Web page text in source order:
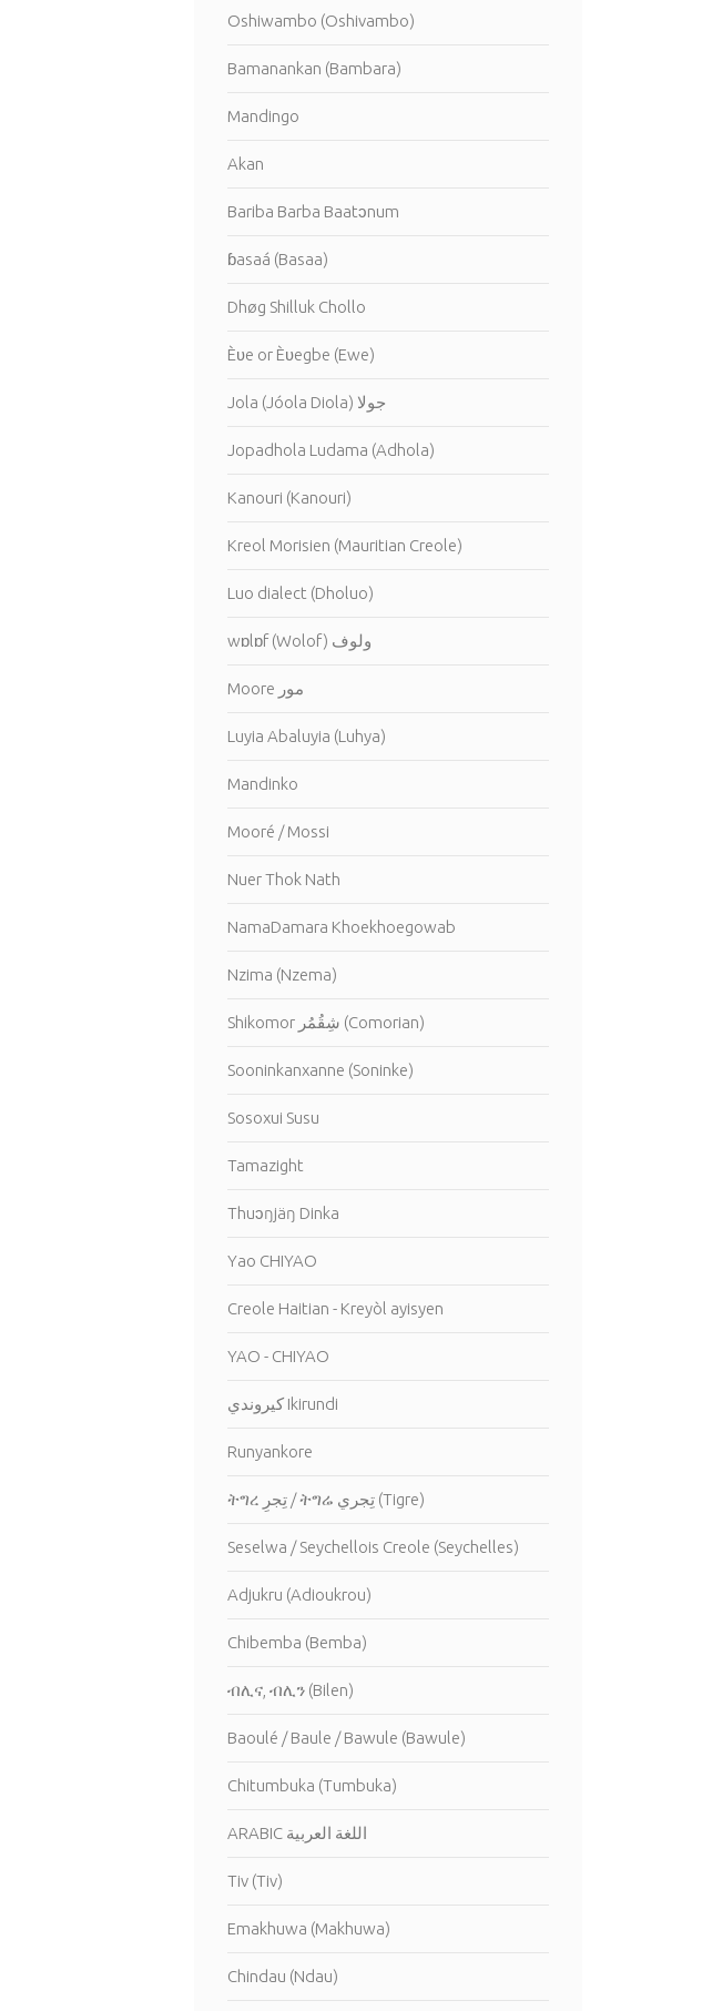
Oshiwambo (Oshivambo)
Bamanankan (Bambara)
Mandingo
Akan
Bariba Barba Baatɔnum
ɓasaá (Basaa)
Dhøg Shilluk Chollo
Èʋe or Èʋegbe (Ewe)
Jola (Jóola Diola) جولا
Jopadhola Ludama (Adhola)
Kanouri (Kanouri)
Kreol Morisien (Mauritian Creole)
Luo dialect (Dholuo)
wɒlɒf (Wolof) ولوف
Moore مور
Luyia Abaluyia (Luhya)
Mandinko
Mooré / Mossi
Nuer Thok Nath
NamaDamara Khoekhoegowab
Nzima (Nzema)
Shikomor شِقُمُر (Comorian)
Sooninkanxanne (Soninke)
Sosoxui Susu
Tamazight
Thuɔŋjäŋ Dinka
Yao CHIYAO
Creole Haitian - Kreyòl ayisyen
YAO - CHIYAO
كيروندي Ikirundi
Runyankore
ትግረ تِجرِ / ትግሬ تِجري (Tigre)
Seselwa / Seychellois Creole (Seychelles)
Adjukru (Adioukrou)
Chibemba (Bemba)
ብሊና, ብሊን (Bilen)
Baoulé / Baule / Bawule (Bawule)
Chitumbuka (Tumbuka)
ARABIC اللغة العربية
Tiv (Tiv)
Emakhuwa (Makhuwa)
Chindau (Ndau)